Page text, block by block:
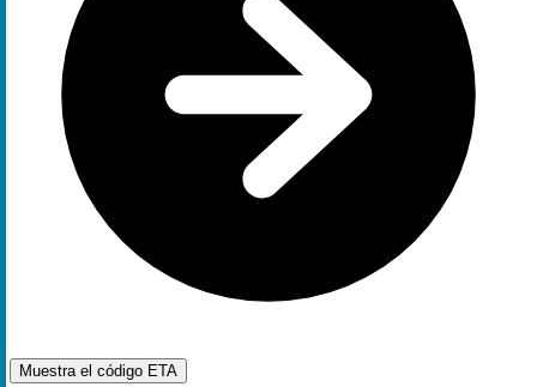
Muestra el código ETA